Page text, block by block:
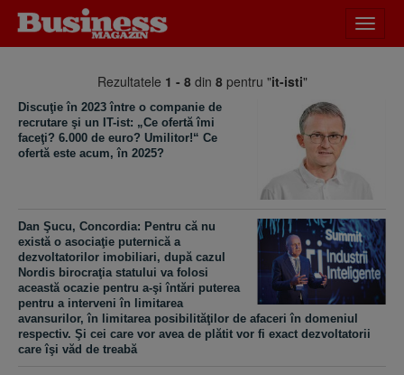
meniu
Rezultatele 1 - 8din 8pentru "it-isti"
Discuţie în 2023 între o companie de
recrutare şi un IT-ist: „Ce ofertă îmi
faceţi? 6.000 de euro? Umilitor!“ Ce
ofertă este acum, în 2025?
Dan Şucu, Concordia: Pentru că nu
există o asociaţie puternică a
dezvoltatorilor imobiliari, după cazul
Nordis birocraţia statului va folosi
această ocazie pentru a-şi întări puterea
pentru a interveni în limitarea
avansurilor, în limitarea posibilităţilor de afaceri în domeniul
respectiv. Şi cei care vor avea de plătit vor fi exact dezvoltatorii
care îşi văd de treabă